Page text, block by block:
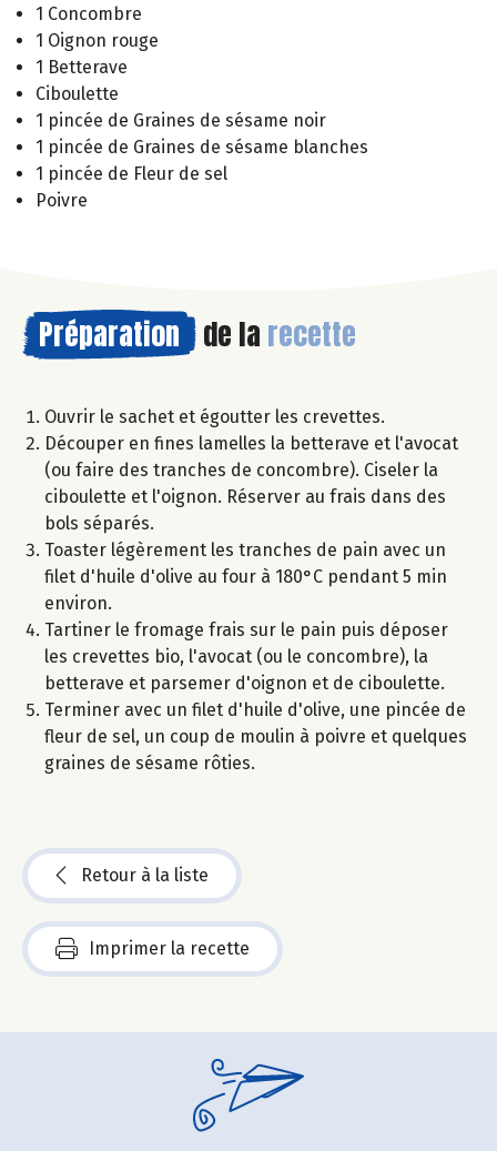
1 Concombre
1 Oignon rouge
1 Betterave
Ciboulette
1 pincée de Graines de sésame noir
1 pincée de Graines de sésame blanches
1 pincée de Fleur de sel
Poivre
Préparation de la recette
Ouvrir le sachet et égoutter les crevettes.
Découper en fines lamelles la betterave et l'avocat
(ou faire des tranches de concombre). Ciseler la
ciboulette et l'oignon. Réserver au frais dans des
bols séparés.
Toaster légèrement les tranches de pain avec un
filet d'huile d'olive au four à 180°C pendant 5 min
environ.
Tartiner le fromage frais sur le pain puis déposer
les crevettes bio, l'avocat (ou le concombre), la
betterave et parsemer d'oignon et de ciboulette.
Terminer avec un filet d'huile d'olive, une pincée de
fleur de sel, un coup de moulin à poivre et quelques
graines de sésame rôties.
Retour à la liste
Imprimer la recette